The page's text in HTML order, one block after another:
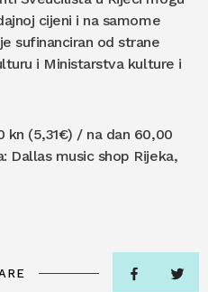
cijeni i na samome
sufinanciran od strane
i Ministarstva kulture i
(5,31€) / na dan 60,00
Dallas music shop Rijeka,